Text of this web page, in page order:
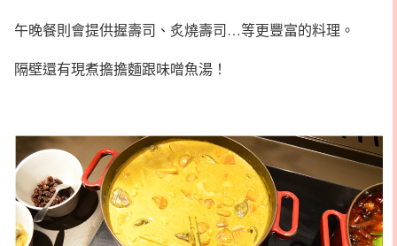
午晚餐則會提供握壽司、炙燒壽司…等更豐富的料理。
隔壁還有現煮擔擔麵跟味噌魚湯！